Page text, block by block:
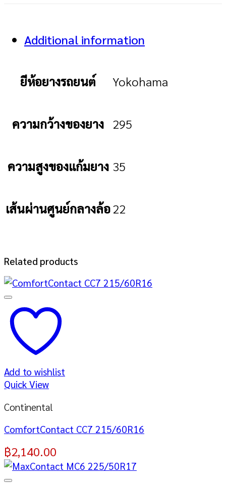
Additional information
ยีห้อยางรถยนต์ Yokohama
ความกว้างของยาง 295
ความสูงของแก้มยาง 35
เส้นผ่านศูนย์กลางล้อ22
Related products
Add to wishlist
Quick View
Continental
ComfortContact CC7 215/60R16
฿2,140.00